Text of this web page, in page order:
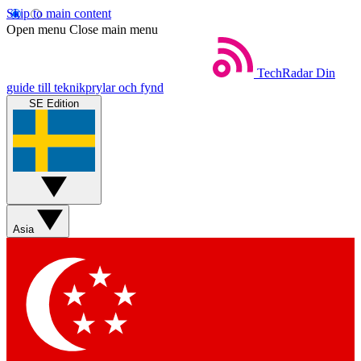
Skip to main content
Open menu Close main menu
TechRadar Din
guide till teknikprylar och fynd
SE Edition
Asia